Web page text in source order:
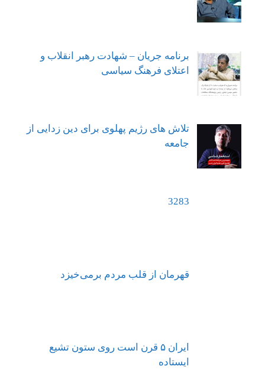
برنامه جریان – شهادت رهبر انقلاب و
اعتلای فرهنگ سیاسی
تلاش های رژیم پهلوی برای دین زدایی از
جامعه
3283
قهرمان از قلب مردم برمی‌خیزد
ایران ۵ قرن است روی ستون تشیع
ایستاده